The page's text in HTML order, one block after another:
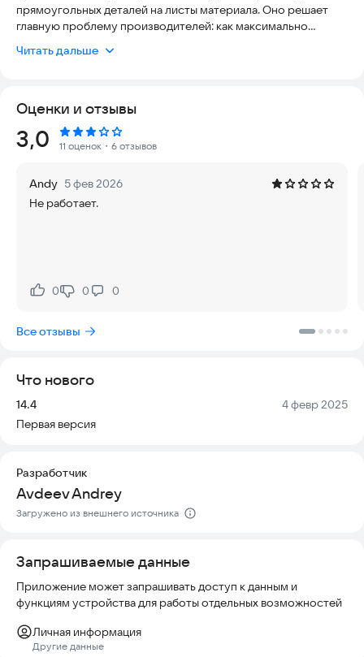
прямоугольных деталей на листы материала. Оно решает
главную проблему производителей: как максимально
лишние листы и не теряя время на ручные расчеты.
работы даже при плотной загрузке. Вы можете быть уверены
в надежности расчетов и простоте использования, так как
интерфейс интуитивно понятен, а данные хранятся локально
или в защищенном облаке.
С этим приложением вы получаете полный контроль над
процессом раскроя:
печати или отправки клиентам;
- вручную составьте индивидуальную карту раскроя
- вводите параметры деталей, просто сфотографировав
- учитывайте два вида кромки деталей, которые будут
отображены на карте раскроя, что крайне полезно для
мебельного производства (функция доступна по подписке);
производства.
Попробуйте приложение прямо сейчас и оптимизируйте
Читать дальше
Оценки и отзывы
Рейтинг:
3,0 11 оценок ・6 отзывов
Andy 5 фев 2026
Не работает.
Нравится:
0Не нравится:
0 0
Все отзывы
Что нового
Версия:
14.4 Дата:
4 февр 2025
Первая версия
Разработчик
Avdeev Andrey
Загружено из внешнего источника
Запрашиваемые данные
Приложение может запрашивать доступ к данным и
функциям устройства для работы отдельных возможностей
Личная информация
Другие данные